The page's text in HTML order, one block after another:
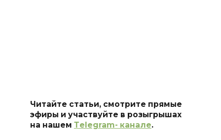
Читайте статьи, смотрите прямые
эфиры и участвуйте в розыгрышах
на нашем Тelegram- канале.